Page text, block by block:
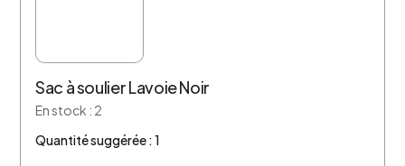
Sac à soulier Lavoie Noir
En stock : 2
Quantité suggérée : 1